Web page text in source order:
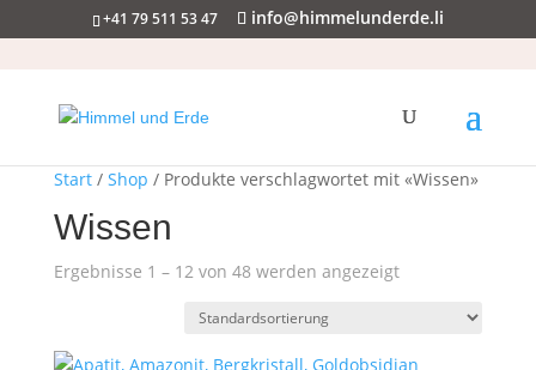
+41 79 511 53 47 info@himmelunderde.li
Start/ Shop / Produkte verschlagwortet mit «Wissen»
Wissen
Ergebnisse 1 – 12 von 48 werden angezeigt